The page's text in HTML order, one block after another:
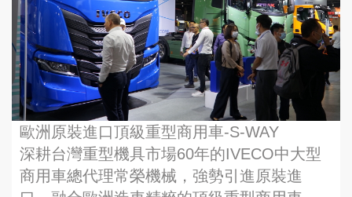
歐洲原裝進口頂級重型商用車-S-WAY
深耕台灣重型機具市場60年的IVECO中大型
商用車總代理常榮機械，強勢引進原裝進